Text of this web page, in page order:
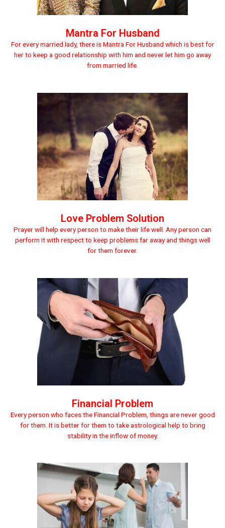
Mantra For Husband
For every married lady, there is Mantra For Husband which is best for
her to keep a good relationship with him and never let him go away
from married life.
Love Problem Solution
Prayer will help every person to make their life well. Any person can
perform it with respect to keep problems far away and things well
for them forever.
Financial Problem
Every person who faces the Financial Problem, things are never good
for them. It is better for them to take astrological help to bring
stability in the inflow of money.